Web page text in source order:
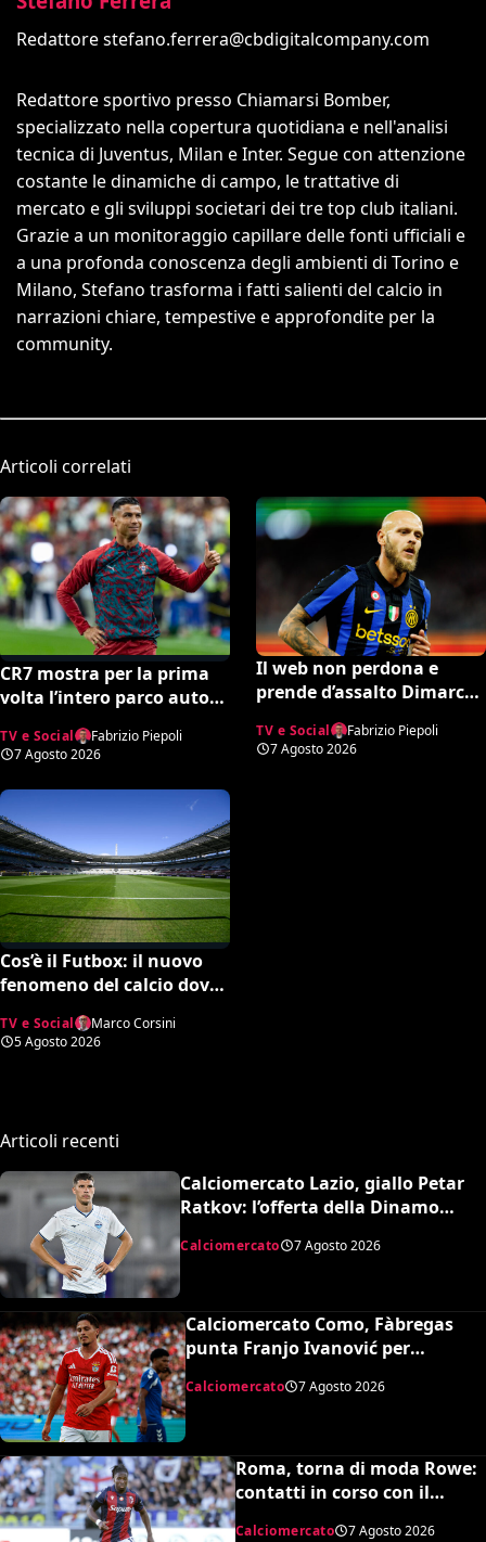
Redattorestefano.ferrera@cbdigitalcompany.com
Redattore sportivo presso Chiamarsi Bomber,
specializzato nella copertura quotidiana e nell'analisi
tecnica di Juventus, Milan e Inter. Segue con attenzione
costante le dinamiche di campo, le trattative di
mercato e gli sviluppi societari dei tre top club italiani.
Grazie a un monitoraggio capillare delle fonti ufficiali e
a una profonda conoscenza degli ambienti di Torino e
Milano, Stefano trasforma i fatti salienti del calcio in
narrazioni chiare, tempestive e approfondite per la
community.
Articoli correlati
CR7 mostra per la prima
volta l’intero parco auto
esperti stimano il valore
complessivo ed è da urlo
TV e Social
Fabrizio Piepoli
7 Agosto 2026
Il web non perdona e
prende d’assalto Dimarco
(VIDEO)
TV e Social
Fabrizio Piepoli
7 Agosto 2026
Cos’è il Futbox: il nuovo
fenomeno del calcio dove
scoppiano le risse
TV e Social
Marco Corsini
5 Agosto 2026
Articoli recenti
Calciomercato Lazio, giallo Petar
Ratkov: l’offerta della Dinamo
Calciomercato 7 Agosto 2026
Calciomercato Como, Fàbregas
punta Franjo Ivanović per
l’attacco: il punto sulla trattativa
Calciomercato 7 Agosto 2026
Roma, torna di moda Rowe:
contatti in corso con il
Bologna
Calciomercato 7 Agosto 2026